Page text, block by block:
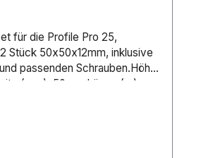
für die Profile Pro 25,
Stück 50x50x12mm, inklusive
passenden Schrauben.Höhe
(mm): 50 mmLänge (m):